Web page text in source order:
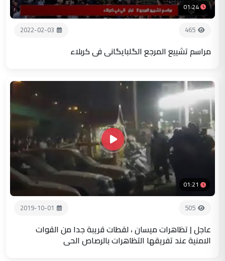
01:24
465
2022-02-03
مراسم تشييع المرجع الگلبايگاني في كربلاء
01:21
505
2019-10-01
عاجل | تظاهرات ميسان ، لقطات قريبة جدا من القوات
الامنية عند تفريقها التظاهرات بالرصاص الحي